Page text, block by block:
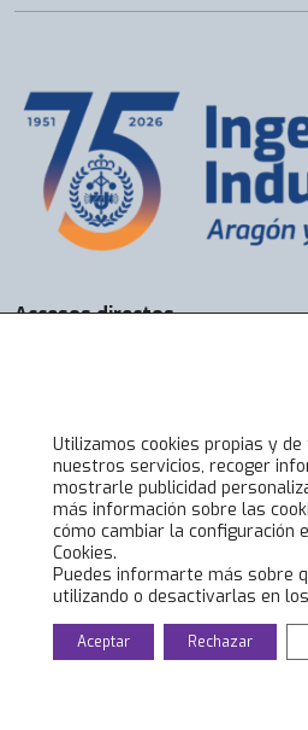
Accesos directos
Alta online
Lo último en COIIAR
Noticias
Jornadas técnicas
Formación Ingenieros Industriales
Eventos culturales
Utilizamos cookies propias y
nuestros servicios, recoger
mostrarle publicidad
más información sobre las
cómo cambiar la configuración
Cookies.
Puedes informarte más sobre
utilizando o desactivarlas en los
Aceptar Rechazar